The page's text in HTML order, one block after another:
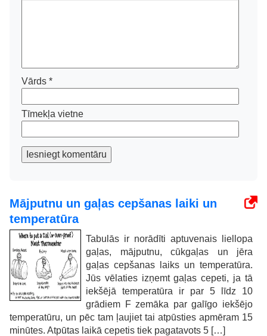
Vārds *
Tīmekļa vietne
Iesniegt komentāru
Mājputnu un gaļas cepšanas laiki un
temperatūra
Tabulās ir norādīti aptuvenais liellopa
gaļas, mājputnu, cūkgaļas un jēra
gaļas cepšanas laiks un temperatūra.
Jūs vēlaties izņemt gaļas cepeti, ja tā
iekšējā temperatūra ir par 5 līdz 10
grādiem F zemāka par galīgo iekšējo
temperatūru, un pēc tam ļaujiet tai atpūsties apmēram 15
minūtes. Atpūtas laikā cepetis tiek pagatavots 5 […]